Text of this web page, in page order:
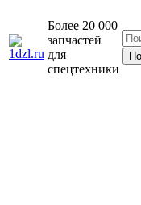
Более 20 000
запчастей
для
спецтехники